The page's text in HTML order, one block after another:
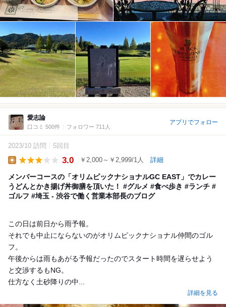
愛志論
口コミ 500件 フォロワー 711人
アプリでフォロー
2023/10 訪問 5回目
3.0 ￥2,000～￥2,999/1人 詳細
メンバーコースの「オリムピックナショナルGC EAST」でカレー
うどんとかき揚げ丼御膳を頂いた！ #グルメ #食べ歩き #ランチ #
ゴルフ #埼玉 - 渋谷で働く営業本部長のブログ
この日は前日から雨予報。
それでも中止にならないのがオリムピックナショナル仲間のゴル
フ。
午後からは雨もあがる予報だったのでスタート時間を遅らせよう
と交渉するもNG。
仕方なく土砂降りの中...
詳細を見る